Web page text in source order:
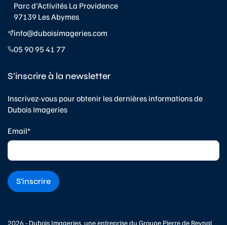
Parc d'Activités La Providence
97139 Les Abymes
info@duboisimageries.com
05 90 95 41 77
S’inscrire à la newsletter
Inscrivez-vous pour obtenir les dernières informations de
Dubois Imageries
Email*
2026 - Dubois Imageries, une entreprise du Groupe Pierre de Reynal